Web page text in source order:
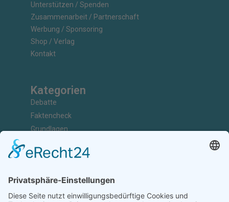
Unterstützen / Spenden
Zusammenarbeit / Partnerschaft
Werbung / Sponsoring
Shop / Verlag
Kontakt
Kategorien
Debatte
Faktencheck
Grundlagen
Kunst & Kultur
Investigativ